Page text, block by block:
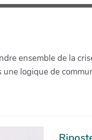
ensemble de la
logique de